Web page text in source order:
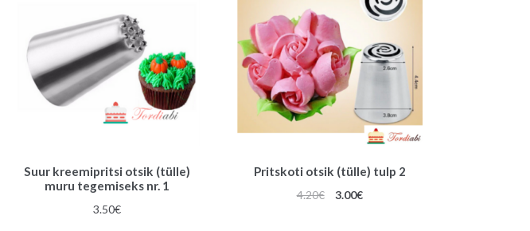
Suur kreemipritsi otsik (tülle)
muru tegemiseks nr. 1
3.50€
Pritskoti otsik (tülle) tulp 2
4.20€
Algne
3.00€Praegune